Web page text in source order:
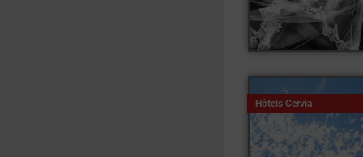
Hôtels Cervia